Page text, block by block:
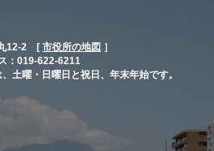
12-2 [ 市役所の地図 ］
：019-622-6211
土曜・日曜日と祝日、年末年始です。